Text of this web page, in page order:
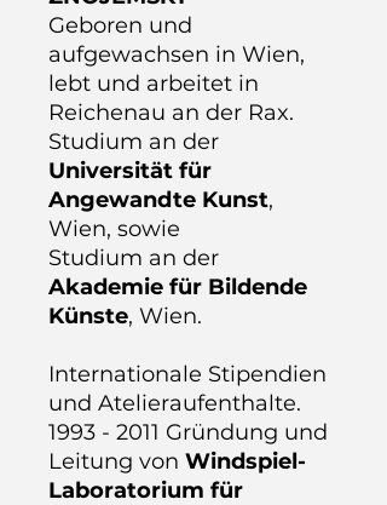
Geboren und
aufgewachsen in Wien,
lebt und arbeitet in
Reichenau an der Rax.
Studium an der
Universität für
Angewandte Kunst,
Wien, sowie
Studium an der
Akademie für Bildende
Künste, Wien.
Internationale Stipendien
und Atelieraufenthalte.
1993 - 2011 Gründung und
Leitung von Windspiel-
Laboratorium für